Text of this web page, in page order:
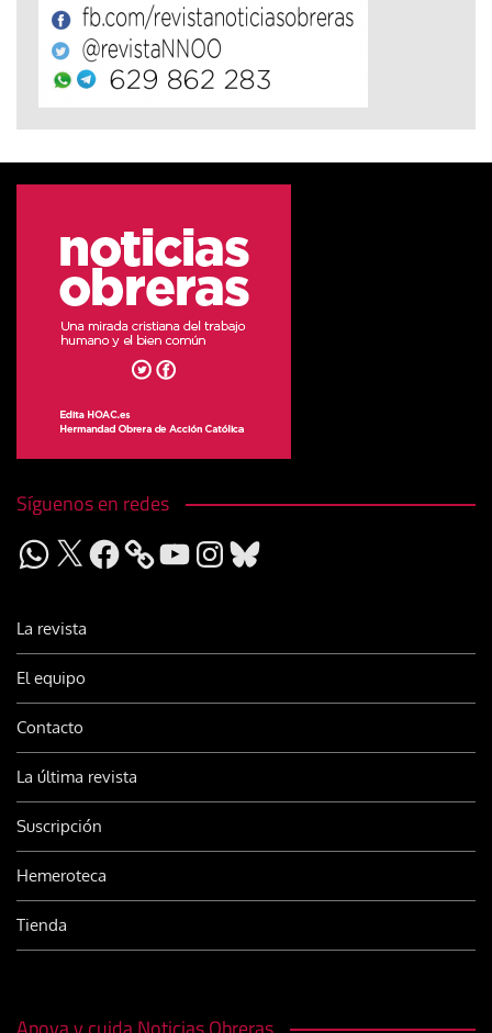
Síguenos en redes
WhatsApp
X Facebook YouTubeInstagram
Bluesky
La revista
El equipo
Contacto
La última revista
Suscripción
Hemeroteca
Tienda